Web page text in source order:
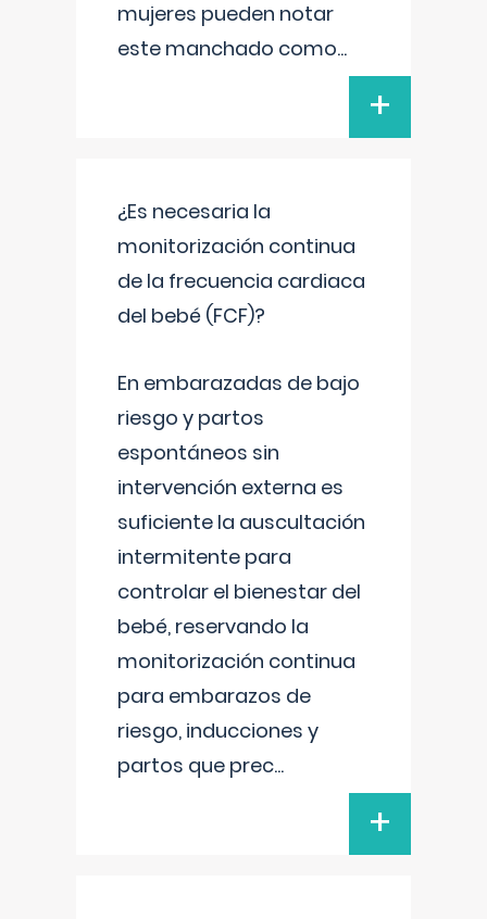
mujeres pueden notar
este manchado como...
+
¿Es necesaria la
monitorización continua
de la frecuencia cardiaca
del bebé (FCF)?
En embarazadas de bajo
riesgo y partos
espontáneos sin
intervención externa es
suficiente la auscultación
intermitente para
controlar el bienestar del
bebé, reservando la
monitorización continua
para embarazos de
riesgo, inducciones y
partos que prec...
+